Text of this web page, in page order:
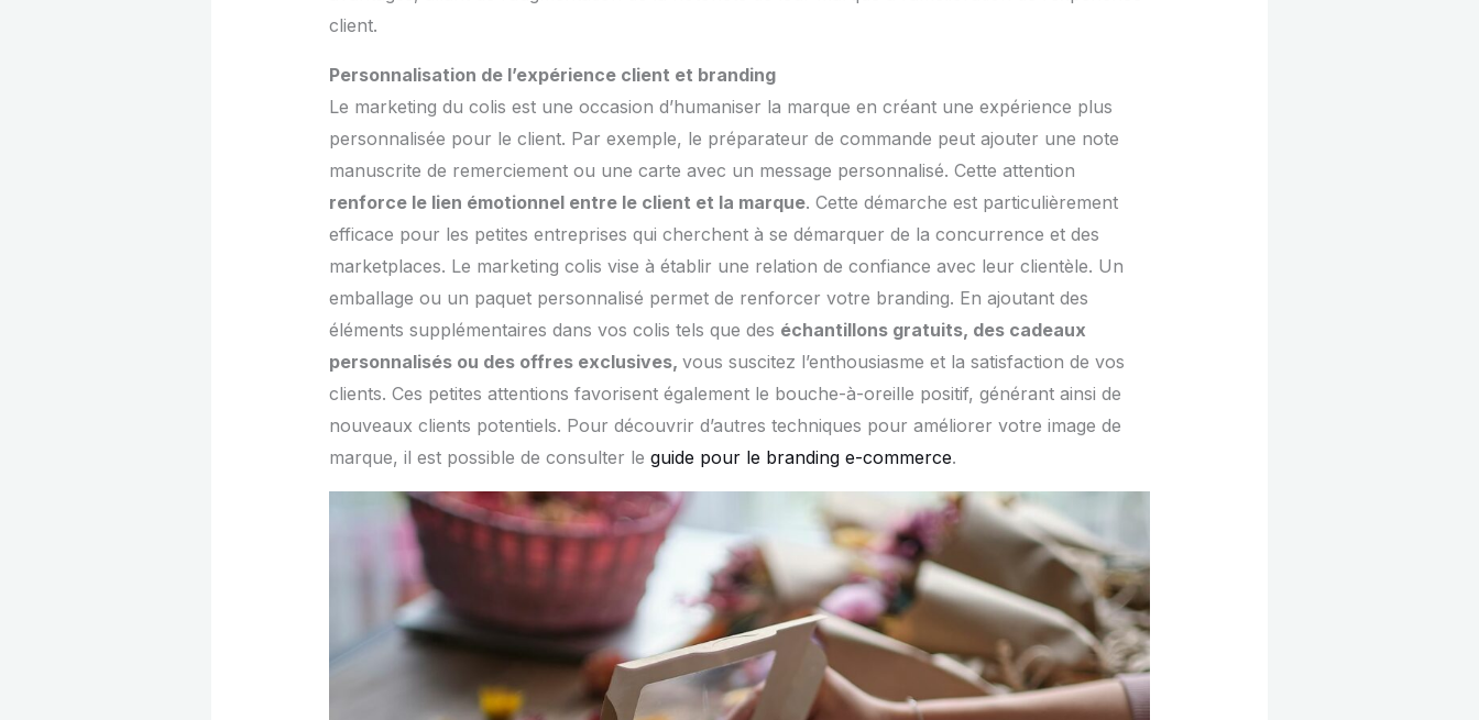
client.
Personnalisation de l’expérience client et branding
Le marketing du colis est une occasion d’humaniser la marque en créant une expérience plus
personnalisée pour le client. Par exemple, le préparateur de commande peut ajouter une note
manuscrite de remerciement ou une carte avec un message personnalisé. Cette attention
renforce le lien émotionnel entre le client et la marque. Cette démarche est particulièrement
efficace pour les petites entreprises qui cherchent à se démarquer de la concurrence et des
marketplaces. Le marketing colis vise à établir une relation de confiance avec leur clientèle. Un
emballage ou un paquet personnalisé permet de renforcer votre branding. En ajoutant des
éléments supplémentaires dans vos colis tels que des échantillons gratuits, des cadeaux
personnalisés ou des offres exclusives, vous suscitez l’enthousiasme et la satisfaction de vos
clients. Ces petites attentions favorisent également le bouche-à-oreille positif, générant ainsi de
nouveaux clients potentiels. Pour découvrir d’autres techniques pour améliorer votre image de
marque, il est possible de consulter le guide pour le branding e-commerce.